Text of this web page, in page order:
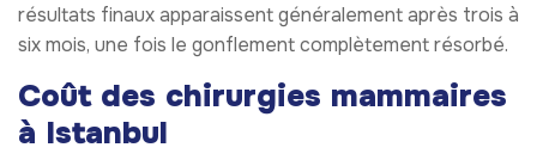
résultats finaux apparaissent généralement après trois à
six mois, une fois le gonflement complètement résorbé.
Coût des chirurgies mammaires
à Istanbul